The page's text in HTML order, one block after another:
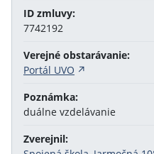
ID zmluvy:
7742192
Verejné obstarávanie:
Portál UVO
Poznámka:
duálne vzdelávanie
Zverejnil: